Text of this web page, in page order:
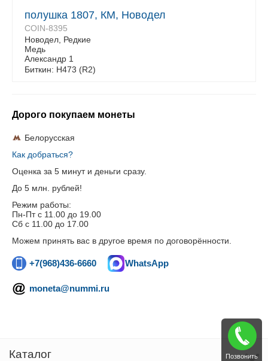
полушка 1807, КМ, Новодел
COIN-8395
Новодел, Редкие
Медь
Александр 1
Биткин: Н473 (R2)
Дорого покупаем монеты
Белорусская
Как добраться?
Оценка за 5 минут и деньги сразу.
До 5 млн. рублей!
Режим работы:
Пн-Пт c 11.00 до 19.00
Сб с 11.00 до 17.00
Можем принять вас в другое время по договорённости.
+7(968)436-6660 WhatsApp
moneta@nummi.ru
Каталог Позвонить